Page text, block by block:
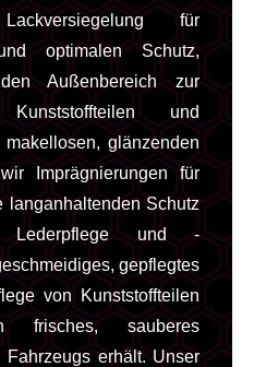
für
optimalen Schutz,
Außenbereich zur
und
glänzenden
Imprägnierungen für
langanhaltenden Schutz
Lederpflege und -
gepflegtes
von Kunststoffteilen
frisches, sauberes
Fahrzeugs erhält. Unser